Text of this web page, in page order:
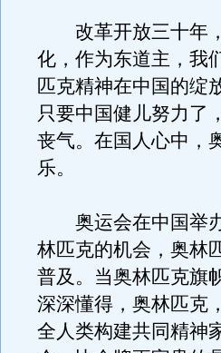
改革开放三十年，
化，作为东道主，我
匹克精神在中国的绽
只要中国健儿努力了
丧气。在国人心中，
乐。
奥运会在中国举办
林匹克的机会，奥林
普及。当奥林匹克旗
深深懂得，奥林匹克
全人类构建共同精神